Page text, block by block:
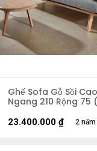
Ghế Sofa Gỗ Sồi
Ngang 210 Rộng 75
2
23.400.000 ₫